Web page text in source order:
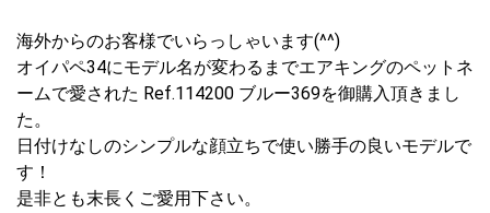
海外からのお客様でいらっしゃいます(^^)
オイパペ34にモデル名が変わるまでエアキングのペットネ
ームで愛された Ref.114200 ブルー369を御購入頂きまし
た。
日付けなしのシンプルな顔立ちで使い勝手の良いモデルで
す！
是非とも末長くご愛用下さい。